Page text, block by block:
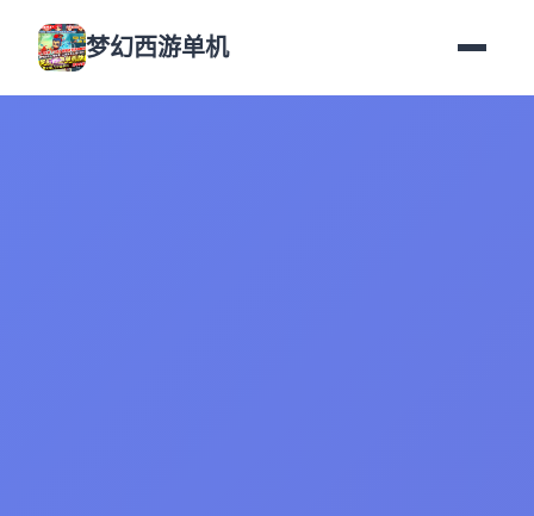
梦幻西游单机